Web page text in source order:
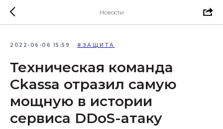
Новости
2022-06-06 15:59 #ЗАЩИТА
Техническая команда
Ckassa отразил самую
мощную в истории
сервиса DDoS-атаку